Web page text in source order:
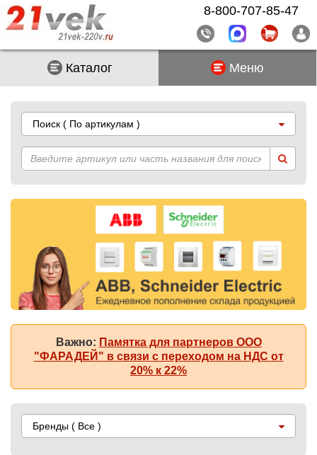
Каталог Меню
Поиск ( По артикулам )
Важно: Памятка для партнеров ООО
"ФАРАДЕЙ" в связи с переходом на НДС от
20% к 22%
Бренды ( Все )
8-800-707-85-47